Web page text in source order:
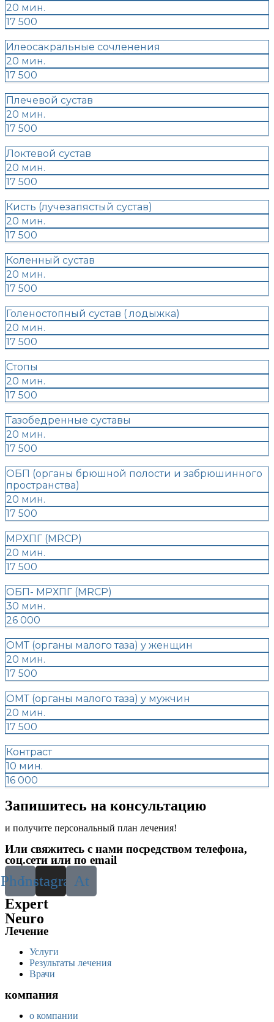
20 мин.
17 500
Илеосакральные сочленения
20 мин.
17 500
Плечевой сустав
20 мин.
17 500
Локтевой сустав
20 мин.
17 500
Кисть (лучезапястый сустав)
20 мин.
17 500
Коленный сустав
20 мин.
17 500
Голеностопный сустав ( лодыжка)
20 мин.
17 500
Стопы
20 мин.
17 500
Тазобедренные суставы
20 мин.
17 500
ОБП (органы брюшной полости и забрюшинного
пространства)
20 мин.
17 500
МРХПГ (MRCP)
20 мин.
17 500
ОБП- МРХПГ (MRCP)
30 мин.
26 000
ОМТ (органы малого таза) у женщин
20 мин.
17 500
ОМТ (органы малого таза) у мужчин
20 мин.
17 500
Контраст
10 мин.
16 000
Запишитесь на консультацию
и получите персональный план лечения!
Или свяжитесь с нами посредством телефона,
соц.сети или по email
PhoneInstagramAt
Expert
Neuro
Лечение
Услуги
Результаты лечения
Врачи
компания
о компании